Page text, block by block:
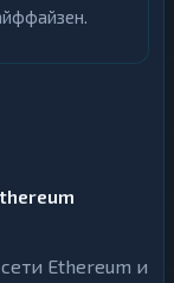
Ethereum и